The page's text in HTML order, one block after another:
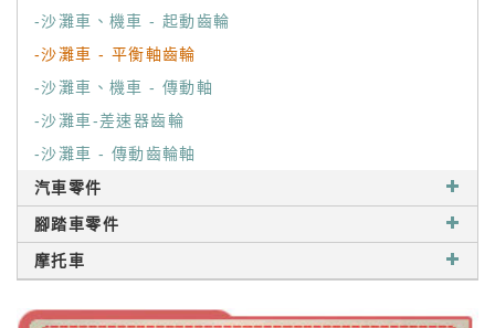
-沙灘車、機車 - 起動齒輪
-沙灘車 - 平衡軸齒輪
-沙灘車、機車 - 傳動軸
-沙灘車-差速器齒輪
-沙灘車 - 傳動齒輪軸
汽車零件
腳踏車零件
摩托車